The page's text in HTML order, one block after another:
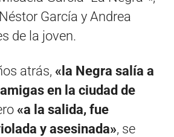
García y Andrea
de la joven.
atrás, «la Negra salía a
en la ciudad de
«a la salida, fue
y asesinada», se